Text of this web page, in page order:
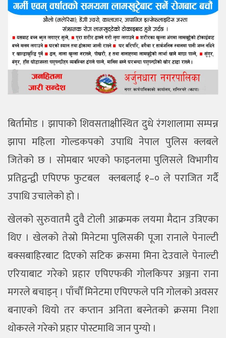
बिर्तामोड । झापाको शिवसताक्षीस्थित दुधे रंगशालामा सम्पन्न
झापा महिला गोल्डकपको उपाधि नेपाल पुलिस क्लबले
जितेको छ । सोमबार भएको फाइनलमा पुलिसले विभागीय
प्रतिद्वन्द्वी एपिएफ फुटबल क्लबलाई १–० ले पराजित गर्दै
उपाधि उचालेको हो ।
खेलको सुरुवातमै दुवै टोली आक्रमक लयमा मैदान उत्रिएका
थिए । खेलको तेस्रो मिनेटमा पुलिसकी पूजा रानाले पेनाल्टी
बक्सबाहिरबाट दिएको सटिक क्रसमा मिना देउवाले पेनाल्टी
एरियाबाट गरेको प्रहार एपिएफकी गोलकिपर अञ्जना राना
मगरले बचाइन् । पाँचौँ मिनेटमा एपिएफले पनि गोलको अवसर
बनाएको थियो तर कप्तान अनिता बस्नेतको क्रसमा निशा
थोकरले गरेको प्रहार पोस्टमाथि जान पुग्यो ।